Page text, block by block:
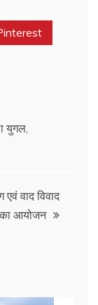
युगल,
वाद विवाद
का आयोजन